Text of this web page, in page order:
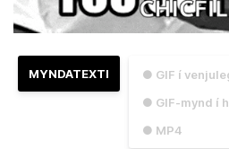
● GIF í
● GIF-mynd í
● MP4
MYNDATEXTI